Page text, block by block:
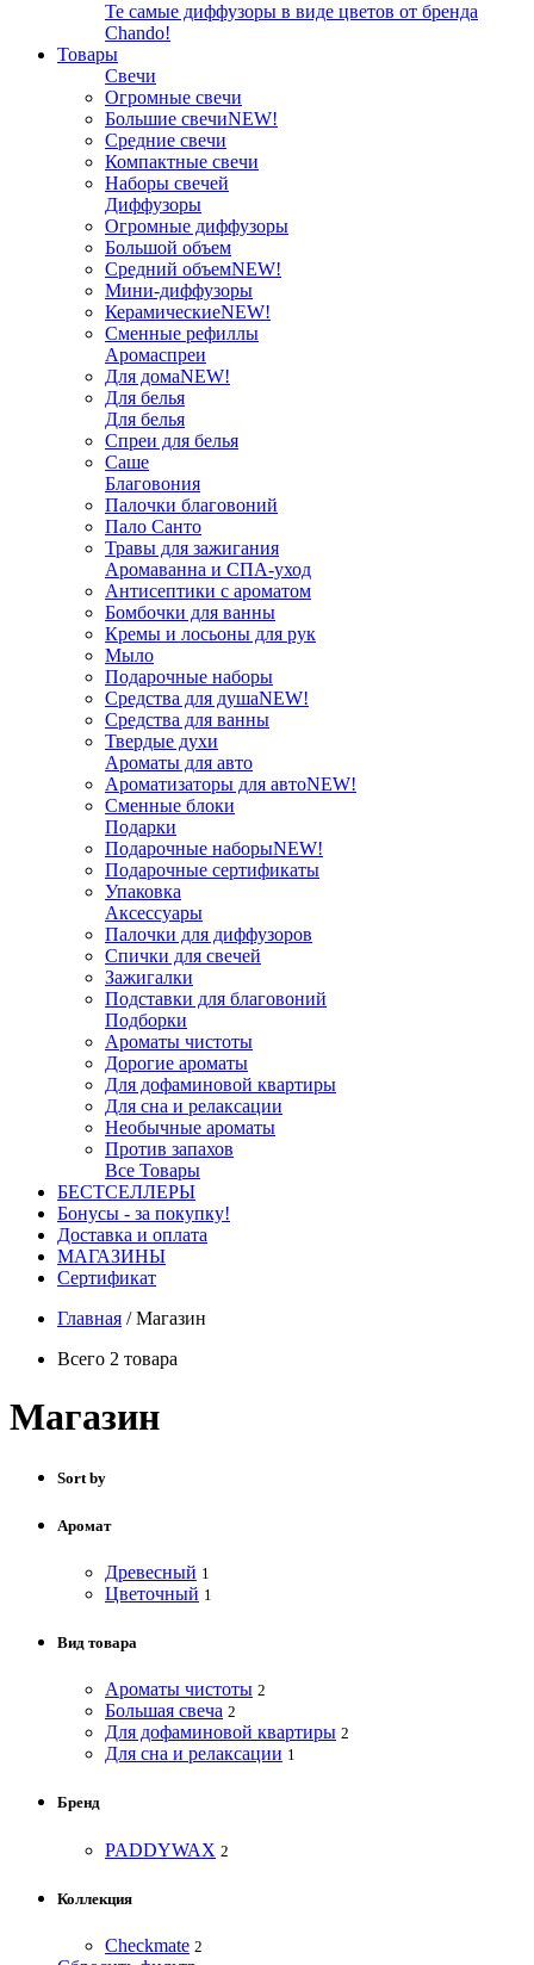
Те самые диффузоры в виде цветов от бренда
Chando!
Товары
Свечи
Огромные свечи
Большие свечиNEW!
Средние свечи
Компактные свечи
Наборы свечей
Диффузоры
Огромные диффузоры
Большой объем
Средний объемNEW!
Мини-диффузоры
КерамическиеNEW!
Сменные рефиллы
Аромаспреи
Для домаNEW!
Для белья
Для белья
Спреи для белья
Саше
Благовония
Палочки благовоний
Пало Санто
Травы для зажигания
Аромаванна и СПА-уход
Антисептики с ароматом
Бомбочки для ванны
Кремы и лосьоны для рук
Мыло
Подарочные наборы
Средства для душаNEW!
Средства для ванны
Твердые духи
Ароматы для авто
Ароматизаторы для автоNEW!
Сменные блоки
Подарки
Подарочные наборыNEW!
Подарочные сертификаты
Упаковка
Аксессуары
Палочки для диффузоров
Спички для свечей
Зажигалки
Подставки для благовоний
Подборки
Ароматы чистоты
Дорогие ароматы
Для дофаминовой квартиры
Для сна и релаксации
Необычные ароматы
Против запахов
Все Товары
БЕСТСЕЛЛЕРЫ
Бонусы - за покупку!
Доставка и оплата
МАГАЗИНЫ
Cертификат
Главная /Магазин
Всего 2 товара
Магазин
Sort by
Аромат
Древесный 1
Цветочный 1
Вид товара
Ароматы чистоты 2
Большая свеча 2
Для дофаминовой квартиры 2
Для сна и релаксации 1
Бренд
PADDYWAX 2
Коллекция
Checkmate 2